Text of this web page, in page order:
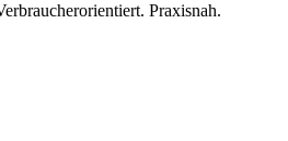
Praxisnah.